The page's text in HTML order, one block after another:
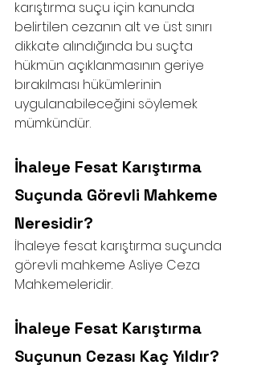
karıştırma suçu için kanunda
belirtilen cezanın alt ve üst sınırı
dikkate alındığında bu suçta
hükmün açıklanmasının geriye
bırakılması hükümlerinin
uygulanabileceğini söylemek
mümkündür.
İhaleye Fesat Karıştırma
Suçunda Görevli Mahkeme
Neresidir?
İhaleye fesat karıştırma suçunda
görevli mahkeme Asliye Ceza
Mahkemeleridir.
İhaleye Fesat Karıştırma
Suçunun Cezası Kaç Yıldır?